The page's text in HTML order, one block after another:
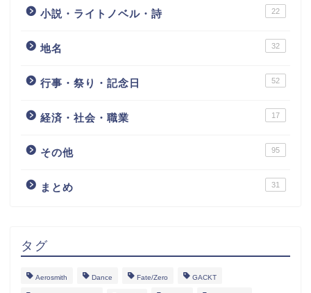
小説・ライトノベル・詩 22
地名 32
行事・祭り・記念日 52
経済・社会・職業 17
その他 95
まとめ 31
タグ
Aerosmith Dance Fate/Zero GACKT